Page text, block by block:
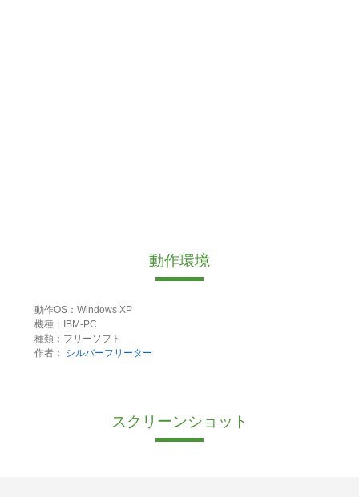
動作環境
動作OS：Windows XP
機種：IBM-PC
種類：フリーソフト
作者：
シルバーフリーター
スクリーンショット